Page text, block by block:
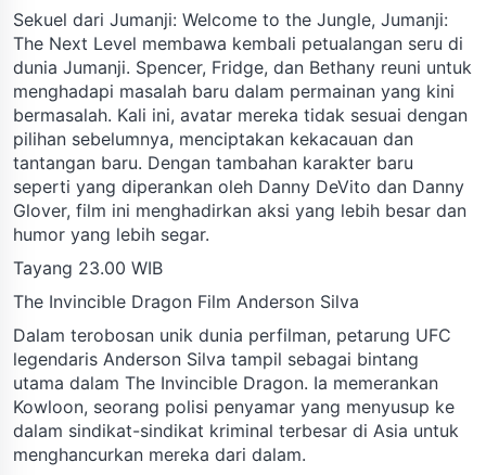
Sekuel dari Jumanji: Welcome to the Jungle, Jumanji:
The Next Level membawa kembali petualangan seru di
dunia Jumanji. Spencer, Fridge, dan Bethany reuni untuk
menghadapi masalah baru dalam permainan yang kini
bermasalah. Kali ini, avatar mereka tidak sesuai dengan
pilihan sebelumnya, menciptakan kekacauan dan
tantangan baru. Dengan tambahan karakter baru
seperti yang diperankan oleh Danny DeVito dan Danny
Glover, film ini menghadirkan aksi yang lebih besar dan
humor yang lebih segar.
Tayang 23.00 WIB
The Invincible Dragon Film Anderson Silva
Dalam terobosan unik dunia perfilman, petarung UFC
legendaris Anderson Silva tampil sebagai bintang
utama dalam The Invincible Dragon. Ia memerankan
Kowloon, seorang polisi penyamar yang menyusup ke
dalam sindikat-sindikat kriminal terbesar di Asia untuk
menghancurkan mereka dari dalam.